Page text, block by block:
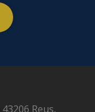
43206 Reus,